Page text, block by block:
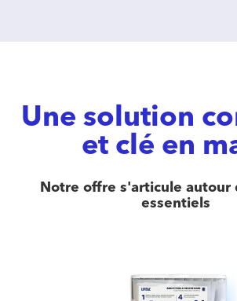
Une solution
et clé en
Notre offre s'articule autour
essentiels